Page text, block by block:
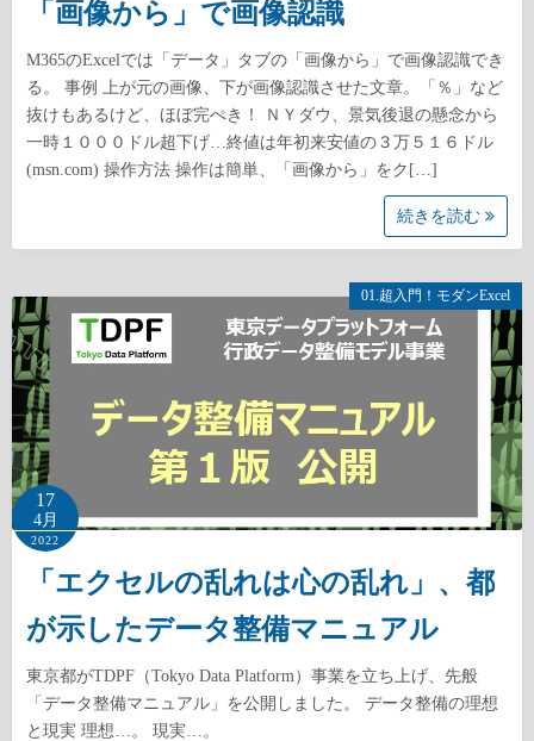
「画像から」で画像認識
M365のExcelでは「データ」タブの「画像から」で画像認識でき
る。 事例 上が元の画像、下が画像認識させた文章。「％」など
抜けもあるけど、ほぼ完ぺき！ ＮＹダウ、景気後退の懸念から
一時１０００ドル超下げ…終値は年初来安値の３万５１６ドル
(msn.com) 操作方法 操作は簡単、「画像から」をク[…]
続きを読む
01.超入門！モダンExcel
17
4月
2022
「エクセルの乱れは心の乱れ」、都
が示したデータ整備マニュアル
東京都がTDPF（Tokyo Data Platform）事業を立ち上げ、先般
「データ整備マニュアル」を公開しました。 データ整備の理想
と現実 理想…。 現実…。